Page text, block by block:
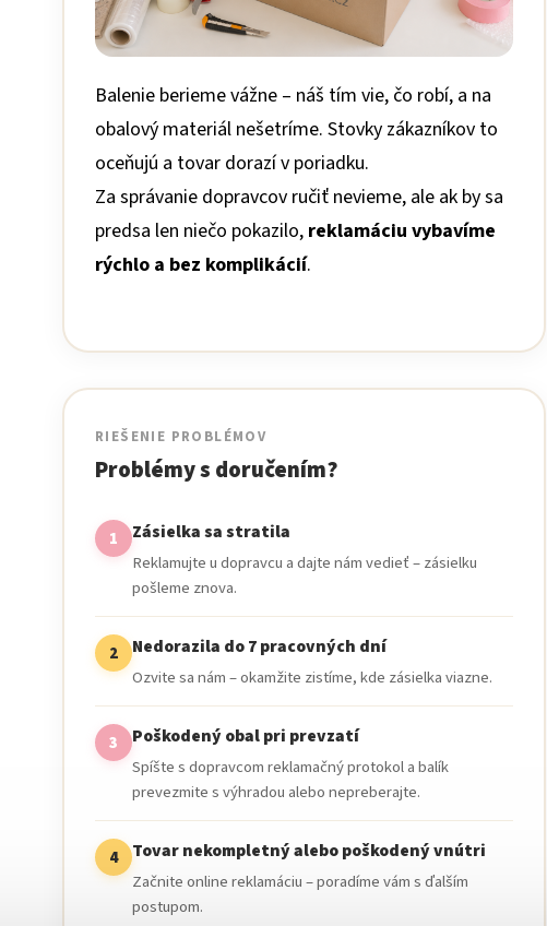
Balenie berieme vážne – náš tím vie, čo robí, a na
obalový materiál nešetríme. Stovky zákazníkov to
oceňujú a tovar dorazí v poriadku.
Za správanie dopravcov ručiť nevieme, ale ak by sa
predsa len niečo pokazilo, reklamáciu vybavíme
rýchlo a bez komplikácií.
RIEŠENIE PROBLÉMOV
Problémy s doručením?
1 Zásielka sa stratila
Reklamujte u dopravcu a dajte nám vedieť – zásielku
pošleme znova.
2 Nedorazila do 7 pracovných dní
Ozvite sa nám – okamžite zistíme, kde zásielka viazne.
3 Poškodený obal pri prevzatí
Spíšte s dopravcom reklamačný protokol a balík
prevezmite s výhradou alebo nepreberajte.
4 Tovar nekompletný alebo poškodený vnútri
Začnite online reklamáciu – poradíme vám s ďalším
postupom.